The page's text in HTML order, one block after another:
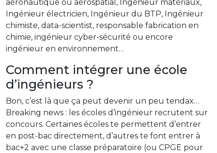
aéronautique ou aérospatial, Ingénieur matériaux,
Ingénieur électricien, Ingénieur du BTP, Ingénieur
chimiste, data-scientist, responsable fabrication en
chimie, ingénieur cyber-sécurité ou encore
ingénieur en environnement…
Comment intégrer une école
d’ingénieurs ?
Bon, c’est là que ça peut devenir un peu tendax…
Breaking news : les écoles d’ingénieur recrutent sur
concours. Certaines écoles te permettent d’entrer
en post-bac directement, d’autres te font entrer à
bac+2 avec une classe préparatoire (ou CPGE pour